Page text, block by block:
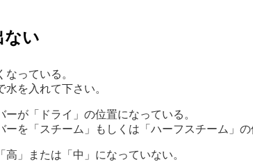
ない
っている。
を入れて下さい。
が「ドライ」の位置になっている。
を「スチーム」もしくは「ハーフスチーム」の
」または「中」になっていない。